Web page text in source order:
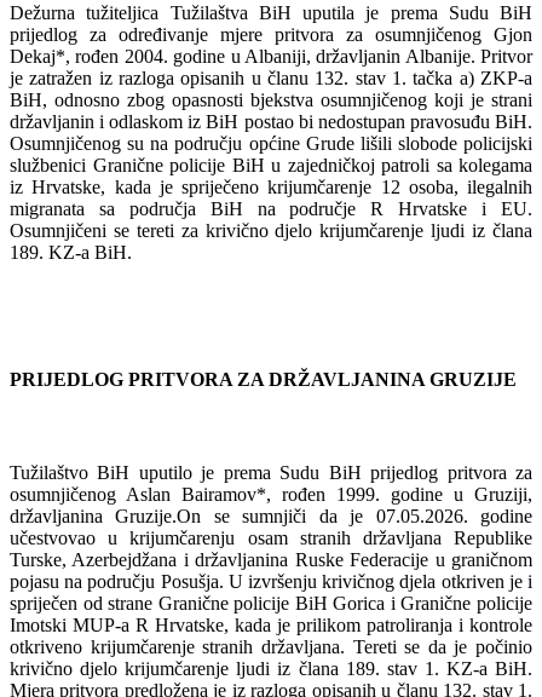
Dežurna tužiteljica Tužilaštva BiH uputila je prema Sudu BiH
prijedlog za određivanje mjere pritvora za osumnjičenog Gjon
Dekaj*, rođen 2004. godine u Albaniji, državljanin Albanije. Pritvor
je zatražen iz razloga opisanih u članu 132. stav 1. tačka a) ZKP-а
BiH, odnosno zbog opasnosti bjekstva osumnjičenog koji je strani
državljanin i odlaskom iz BiH postao bi nedostupan pravosuđu BiH.
Osumnjičenog su na području općine Grude lišili slobode policijski
službenici Granične policije BiH u zajedničkoj patroli sa kolegama
iz Hrvatske, kada je spriječeno krijumčarenje 12 osoba, ilegalnih
migranata sa područja BiH na područje R Hrvatske i EU.
Osumnjičeni se tereti za krivično djelo krijumčarenje ljudi iz člana
189. KZ-a BiH.
PRIJEDLOG PRITVORA ZA DRŽAVLJANINA GRUZIJE
Tužilaštvo BiH uputilo je prema Sudu BiH prijedlog pritvora za
osumnjičenog Aslan Bairamov*, rođen 1999. godine u Gruziji,
državljanina Gruzije.On se sumnjiči da je 07.05.2026. godine
učestvovao u krijumčarenju osam stranih državljana Republike
Turske, Azerbejdžana i državljanina Ruske Federacije u graničnom
pojasu na području Posušja. U izvršenju krivičnog djela otkriven je i
spriječen od strane Granične policije BiH Gorica i Granične policije
Imotski MUP-a R Hrvatske, kada je prilikom patroliranja i kontrole
otkriveno krijumčarenje stranih državljana. Tereti se da je počinio
krivično djelo krijumčarenje ljudi iz člana 189. stav 1. KZ-a BiH.
Mjera pritvora predložena je iz razloga opisanih u članu 132. stav 1.